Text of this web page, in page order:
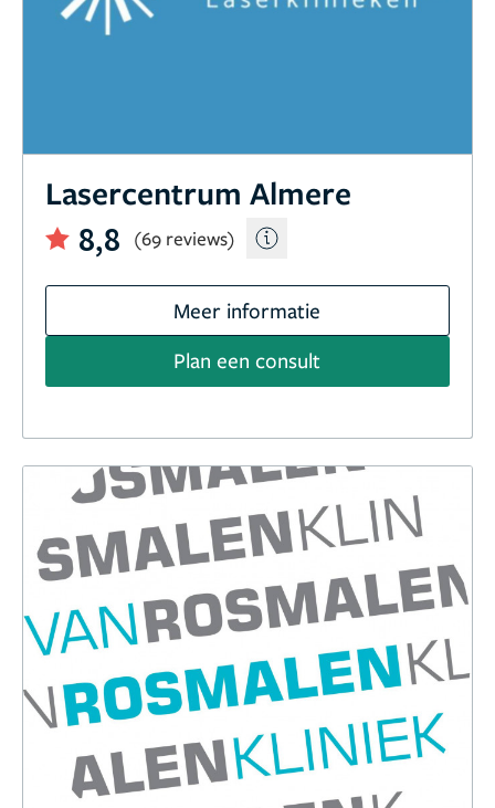
Lasercentrum Almere
8,8
(69 reviews)
Meer informatie
Plan een consult